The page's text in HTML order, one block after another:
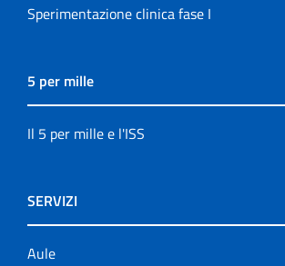
Sperimentazione clinica fase I
5 per mille
Il 5 per mille e l'ISS
SERVIZI
Aule